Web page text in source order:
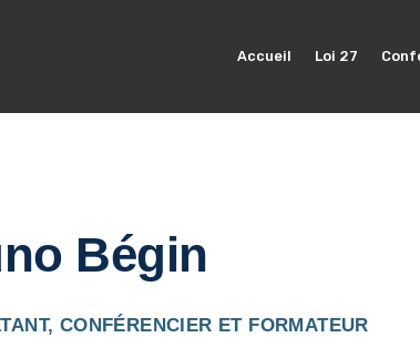
Accueil Loi 27
Bégin
CONFÉRENCIER ET FORMATEUR